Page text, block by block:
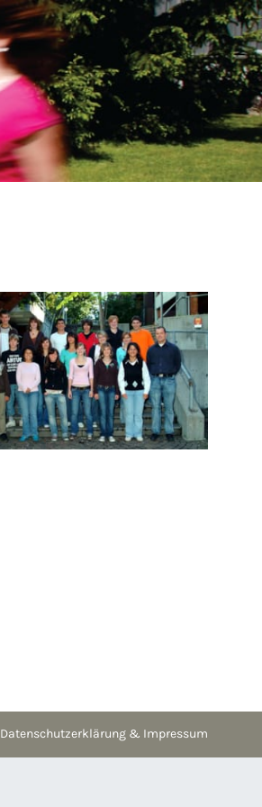
Datenschutzerklärung & Impressum